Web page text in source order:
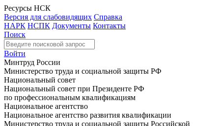
Ресурсы НСК
Версия для слабовидящих Справка
НАРК НСПК Документы Контакты
Поиск
Войти
Минтруд России
Министерство труда и социальной защиты РФ
Национальный совет
Национальный совет при Президенте РФ
по профессиональным квалификациям
Национальное агентство
Национальное агентство развития квалификации
Министерство труда и социальной защиты Российской